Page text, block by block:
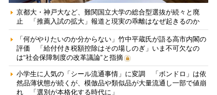
京都大・神戸大など、難関国立大学の総合型選抜が続々と廃
止 「推薦入試の拡大」報道と現実の乖離はなぜ起きるのか
「何がやりたいのか分からない」竹中平蔵氏が語る高市内閣の
評価 「給付付き税額控除はその場しのぎ」いま不可欠なの
は“社会保障制度の改革議論”と指摘
小学生に人気の「シール流通事情」に変調 「ボンドロ」は依
然品薄状態が続くが、模倣品や類似品が大量流通し一部で値崩
れ 「選別が本格化する時代に」